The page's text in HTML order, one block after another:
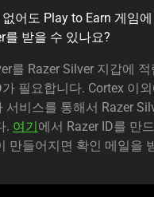
없어도 Play to Earn 게임
를 받을 수 있나요?
를 Razer Silver 지갑에
가 필요합니다. Cortex 이
서비스를 통해서 Razer
. 여기에서 Razer ID를 만
만들어지면 확인 메일을